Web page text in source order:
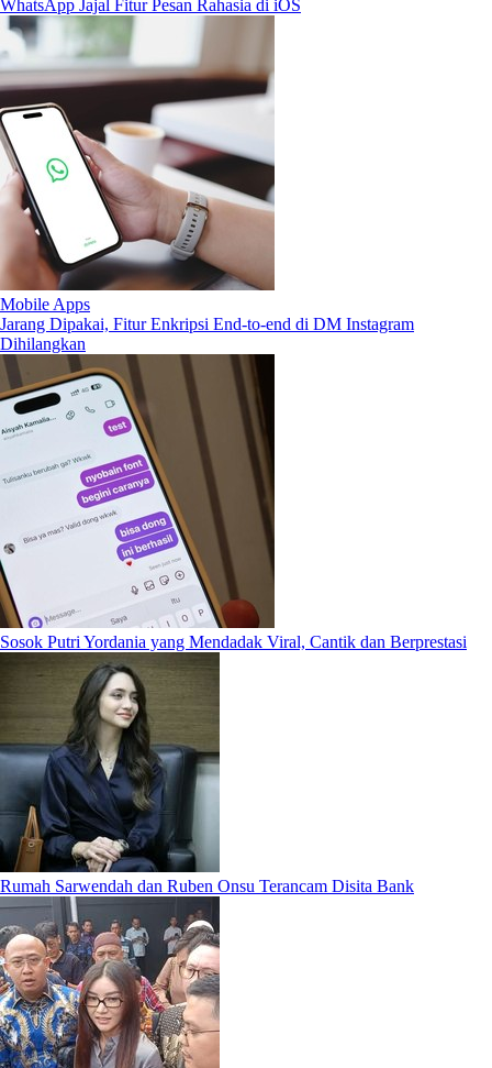
WhatsApp Jajal Fitur Pesan Rahasia di iOS
Mobile Apps
Jarang Dipakai, Fitur Enkripsi End-to-end di DM Instagram
Dihilangkan
Sosok Putri Yordania yang Mendadak Viral, Cantik dan Berprestasi
Rumah Sarwendah dan Ruben Onsu Terancam Disita Bank